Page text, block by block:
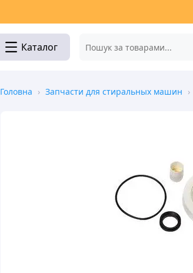
Каталог
Головна › Запчасти для стиральных машин ›